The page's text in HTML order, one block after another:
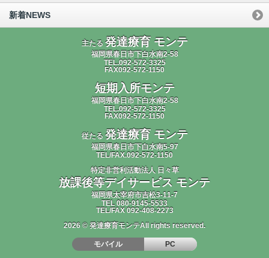
新着NEWS
主たる 発達療育 モンテ
福岡県春日市下白水南2-58
TEL.092-572-3325
FAX092-572-1150
短期入所モンテ
福岡県春日市下白水南2-58
TEL.092-572-3325
FAX092-572-1150
従たる 発達療育 モンテ
福岡県春日市下白水南5-97
TEL/FAX.092-572-1150
特定非営利活動法人 日々草
放課後等デイサービス モンテ
福岡県太宰府市吉松3-11-7
TEL 080-9145-5533
TEL/FAX 092-408-2273
2026 © 発達療育モンテAll rights reserved.
モバイル PC